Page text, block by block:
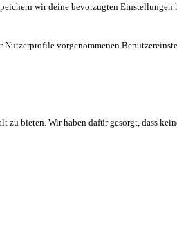
wir deine bevorzugten
vorgenommenen
bieten. Wir haben dafür gesorgt, dass